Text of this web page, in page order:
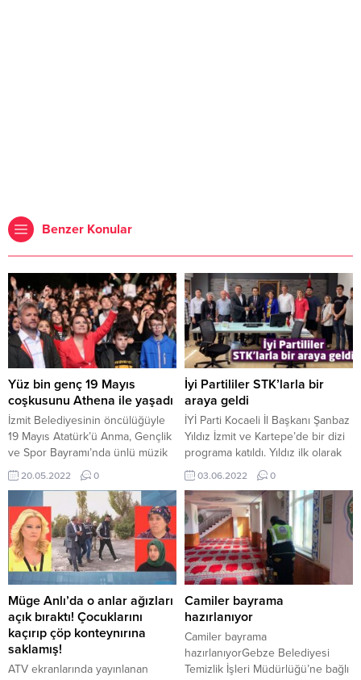
Benzer Konular
Yüz bin genç 19 Mayıs
coşkusunu Athena ile yaşadı
İzmit Belediyesinin öncülüğüyle
19 Mayıs Atatürk’ü Anma, Gençlik
ve Spor Bayramı’nda ünlü müzik
grubu Athena İzmit Güneş
Sahnesi’nde İzmitlilerle bir araya
geldi. Gençlere unutulmaz bir
bayram yaşatan Athena grubu
hem şarkıları hem de sempatik
tavırlarıyla gençlerden büyük alkış
topladı. “BURASI BİR
KALEDİR”Gökhan Özoğuz ve
Hakan Özoğuz kardeşlerin üyesi
olduğu Athena “Her...
20.05.2022 0
İyi Partililer STK’larla bir
araya geldi
İYİ Parti Kocaeli İl Başkanı Şanbaz
Yıldız İzmit ve Kartepe’de bir dizi
programa katıldı. Yıldız ilk olarak
İzmit İlçe Başkanı Pelin Coştur
Filiz ve parti yöneticileriyle birlikte
çeşitli sivil toplum kuruluşu ve
odalara ziyaretlerde bulundu.
Yıldız ve beraberindeki heyet ilk
olarak Kocaeli Eczacı Odası
Başkanı Bilal Arpacı ve yönetimini
ziyarette...
03.06.2022 0
Müge Anlı’da o anlar ağızları
açık bıraktı! Çocuklarını
kaçırıp çöp konteynırına
saklamış!
ATV ekranlarında yayınlanan
Camiler bayrama
hazırlanıyor
Camiler bayrama
hazırlanıyorGebze Belediyesi
Temizlik İşleri Müdürlüğü’ne bağlı